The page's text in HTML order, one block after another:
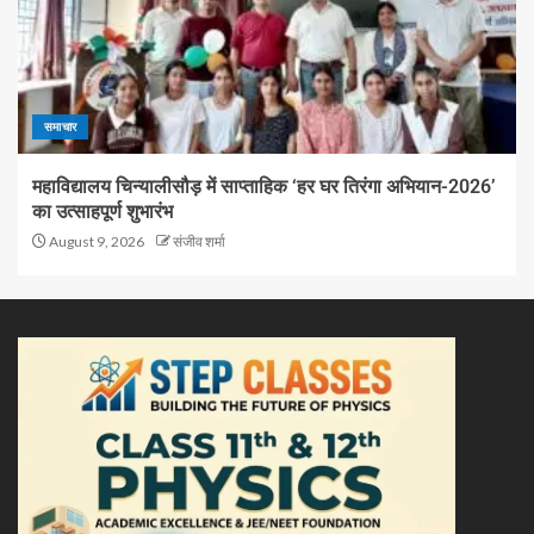
समाचार
महाविद्यालय चिन्यालीसौड़ में साप्ताहिक ‘हर घर तिरंगा अभियान-2026’
का उत्साहपूर्ण शुभारंभ
August 9, 2026 संजीव शर्मा